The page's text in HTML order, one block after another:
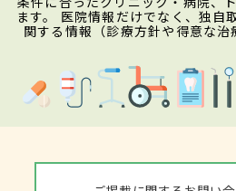
ます。 医院情報だけでなく、独自
関する情報（診療方針や得意な治